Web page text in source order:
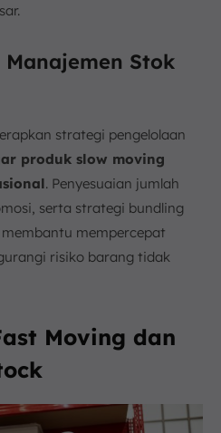
Stok
strategi pengelolaan
produk slow moving
. Penyesuaian jumlah
serta strategi bundling
mempercepat
risiko barang tidak
Moving dan